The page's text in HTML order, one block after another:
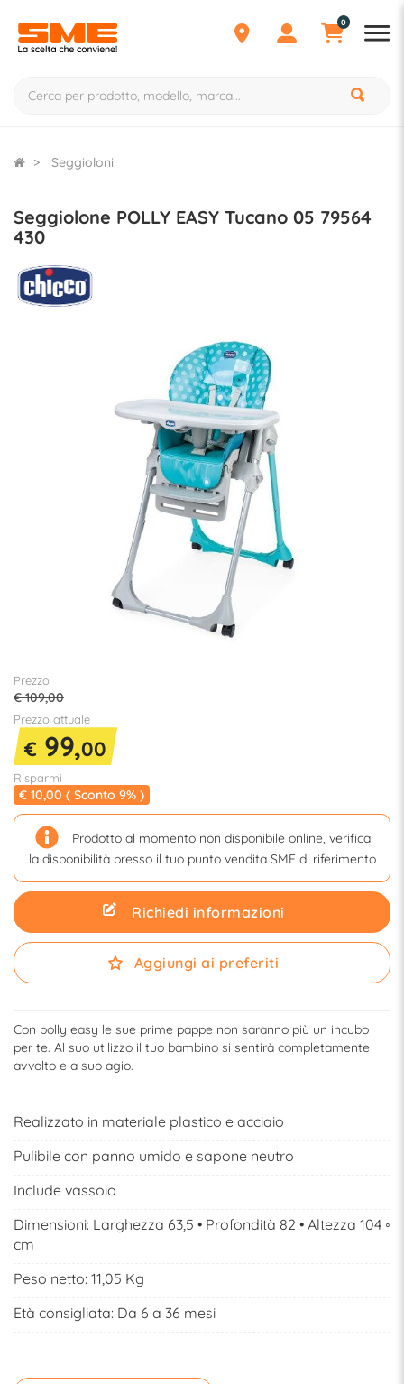
0
Seggioloni
Seggiolone POLLY EASY Tucano 05 79564
430
Prezzo
€ 109,00
Prezzo attuale
€ 99,00
Risparmi
€ 10,00 ( Sconto 9% )
Prodotto al momento non disponibile online, verifica
la disponibilità presso il tuo punto vendita SME di riferimento
Richiedi informazioni
Aggiungi ai preferiti
Con polly easy le sue prime pappe non saranno più un incubo
per te. Al suo utilizzo il tuo bambino si sentirà completamente
avvolto e a suo agio.
Realizzato in materiale plastico e acciaio
Pulibile con panno umido e sapone neutro
Include vassoio
Dimensioni: Larghezza 63,5 • Profondità 82 • Altezza 104 ◦
cm
Peso netto: 11,05 Kg
Età consigliata: Da 6 a 36 mesi